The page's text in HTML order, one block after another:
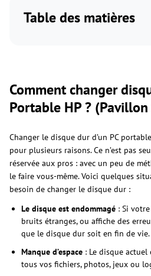
Table des matières
Comment changer
Portable HP ?
Changer le disque dur d’un PC
pour plusieurs raisons. Ce n’est pas
réservée aux pros : avec un peu de
le faire vous-même. Voici quelques
besoin de changer le disque dur :
Le disque est endommagé : Si
bruits étranges, ou affiche des
que le disque dur soit en fin de vie.
Manque d’espace : Le disque
tous vos fichiers, photos, jeux ou